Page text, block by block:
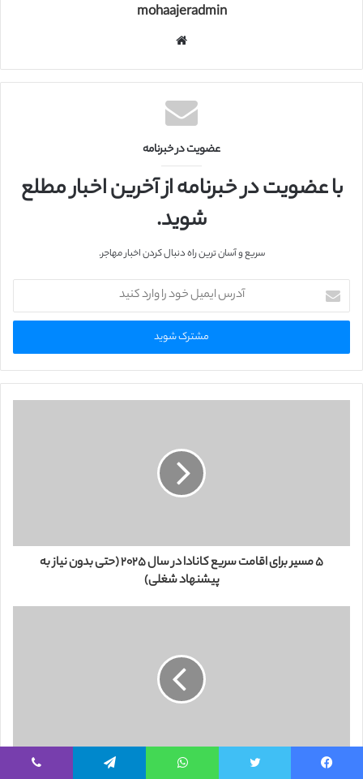
mohaajeradmin
س
ا
ی
عضویت در خبرنامه
با عضویت در خبرنامه از آخرین اخبار مطلع
شوید.
سریع و آسان ترین راه دنبال کردن اخبار مهاجر.
ر
ا
ی
م
ا
ن
۵ مسیر برای اقامت سریع کانادا در سال ۲۰۲۵ (حتی بدون نیاز به
پیشنهاد شغلی)
مهاجرت سریع به فرانسه: راهنمای کامل سریع‌ترین روش‌های دریافت